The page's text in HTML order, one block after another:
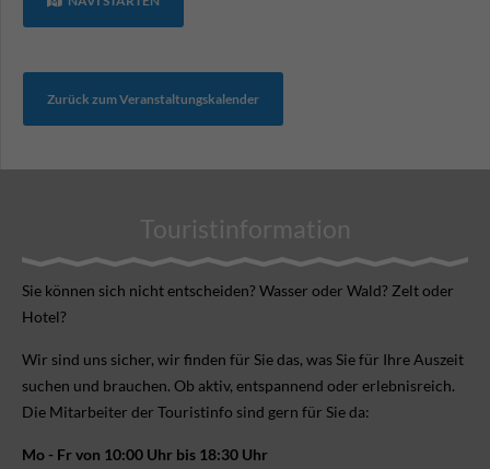
Zurück zum Veranstaltungskalender
Touristinformation
Sie können sich nicht ent­scheiden? Wasser oder Wald? Zelt oder
Hotel?
Wir sind uns sicher, wir finden für Sie das, was Sie für Ihre Aus­zeit
suchen und brauchen. Ob aktiv, ent­spannend oder erlebnis­reich.
Die Mitarbeiter der Touristinfo sind gern für Sie da:
Mo - Fr von 10:00 Uhr bis 18:30 Uhr